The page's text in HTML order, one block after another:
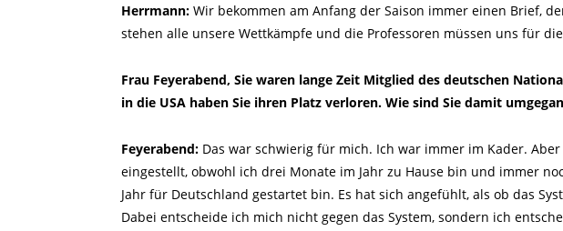
Herrmann: Wir bekommen am Anfang der Saison immer einen Brief,
stehen alle unsere Wettkämpfe und die Professoren müssen uns für
Frau Feyerabend, Sie waren lange Zeit Mitglied des deutschen
in die USA haben Sie ihren Platz verloren. Wie sind Sie damit
Feyerabend: Das war schwierig für mich. Ich war immer im Kader.
eingestellt, obwohl ich drei Monate im Jahr zu Hause bin und immer
Jahr für Deutschland gestartet bin. Es hat sich angefühlt, als ob das
Dabei entscheide ich mich nicht gegen das System, sondern ich